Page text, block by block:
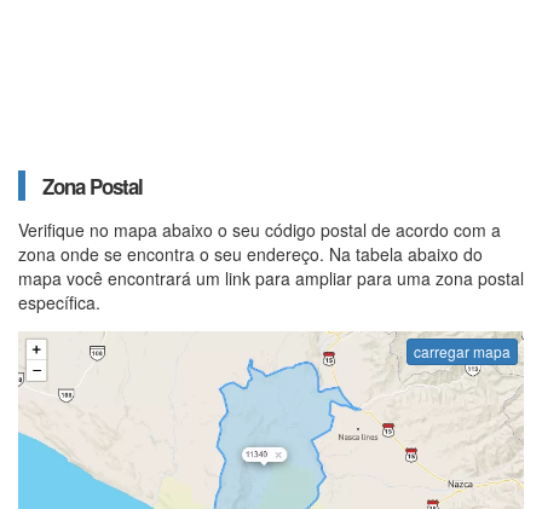
Zona Postal
Verifique no mapa abaixo o seu código postal de acordo com a
zona onde se encontra o seu endereço. Na tabela abaixo do
mapa você encontrará um link para ampliar para uma zona postal
específica.
carregar mapa